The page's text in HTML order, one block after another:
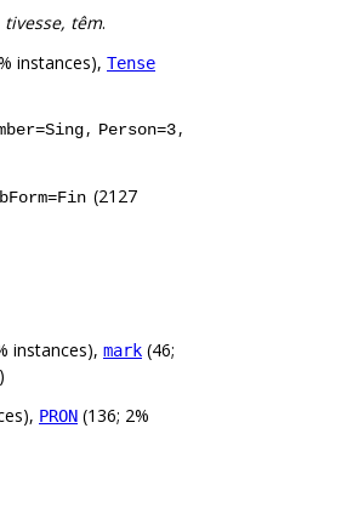
têm.
instances), Tense
, Person=3,
(2127
instances), mark (46;
PRON (136; 2%